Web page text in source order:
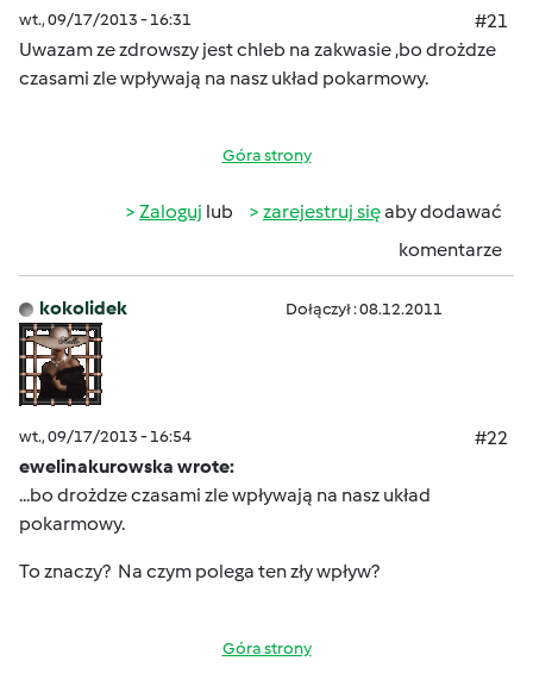
wt., 09/17/2013 - 16:31
#21
Uwazam ze zdrowszy jest chleb na zakwasie ,bo drożdze
czasami zle wpływają na nasz układ pokarmowy.
Góra strony
Zaloguj lub zarejestruj sięaby dodawać
komentarze
kokolidek Dołączył : 08.12.2011
wt., 09/17/2013 - 16:54
#22
ewelinakurowska wrote:
...bo drożdze czasami zle wpływają na nasz układ
pokarmowy.
To znaczy? Na czym polega ten zły wpływ?
Góra strony